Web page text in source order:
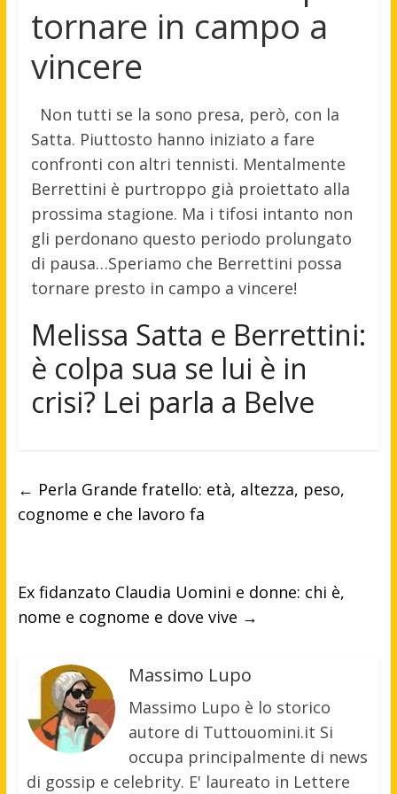
tornare in campo a
vincere
Non tutti se la sono presa, però, con la
Satta. Piuttosto hanno iniziato a fare
confronti con altri tennisti. Mentalmente
Berrettini è purtroppo già proiettato alla
prossima stagione. Ma i tifosi intanto non
gli perdonano questo periodo prolungato
di pausa…Speriamo che Berrettini possa
tornare presto in campo a vincere!
Melissa Satta e Berrettini:
è colpa sua se lui è in
crisi? Lei parla a Belve
← Perla Grande fratello: età, altezza, peso,
cognome e che lavoro fa
Ex fidanzato Claudia Uomini e donne: chi è,
nome e cognome e dove vive →
Massimo Lupo
Massimo Lupo è lo storico
autore di Tuttouomini.it Si
occupa principalmente di news
di gossip e celebrity. E' laureato in Lettere